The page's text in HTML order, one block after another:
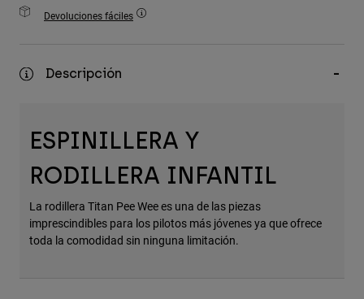
Accesorios
Bolsas y Mochilas
Devoluciones fáciles
Descripción
ESPINILLERA Y
RODILLERA INFANTIL
La rodillera Titan Pee Wee es una de las piezas
imprescindibles para los pilotos más jóvenes ya que ofrece
toda la comodidad sin ninguna limitación.